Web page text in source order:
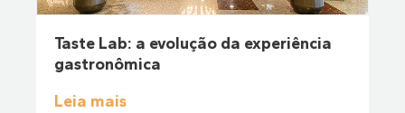
Taste Lab: a evolução da experiência
gastronômica
Leia mais